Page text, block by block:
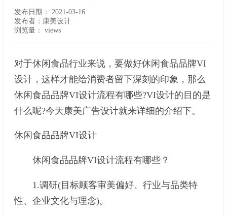
发布日期： 2021-03-16
发布者：康美设计
浏览量： views
对于休闲食品行业来说，要做好休闲食品品牌VI
设计，这样才能给消费者留下深刻的印象，那么
休闲食品品牌VI设计流程有哪些?VI设计的目的是
什么呢?今天康美广告设计就来详细的介绍下。
休闲食品品牌VI设计
休闲食品品牌VI设计流程有哪些？
1.调研(目标顾客审美偏好、行业与品类特
性、企业文化与理念)。